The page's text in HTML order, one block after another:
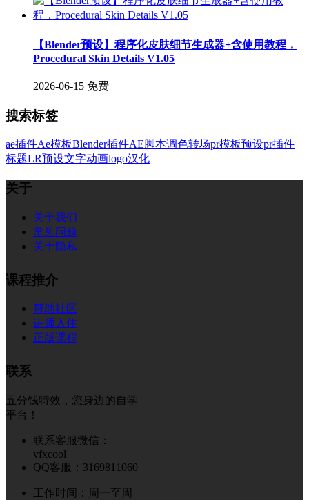
【Blender预设】程序化皮肤细节生成器+含使用教程，
Procedural Skin Details V1.05
2026-06-15 免费
搜索标签
ae插件Ae模板Blender插件AE脚本调色转场pr模板预设pr插件
标题LR预设文字动画logo汉化
关于
关于我们
常见问题
关于隐私
课程推介
帮助社区
讲师入住
正版课程
联系
五分钱特效，您身边的自学
平台！
联系客服微信：
vfxcool
QQ客服：3169811060
工作时间：周一至周